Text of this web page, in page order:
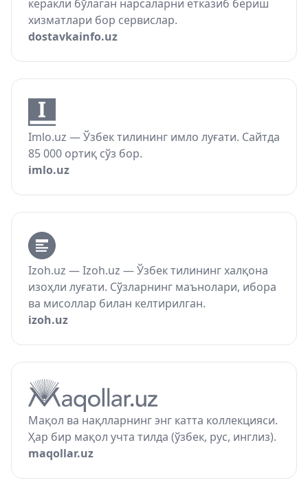
керакли бўлаган нарсаларни етказиб бериш
хизматлари бор сервислар.
dostavkainfo.uz
Imlo.uz — Ўзбек тилининг имло луғати. Сайтда
85 000 ортиқ сўз бор.
imlo.uz
Izoh.uz — Izoh.uz — Ўзбек тилининг халқона
изоҳли луғати. Сўзларнинг маънолари, ибора
ва мисоллар билан келтирилган.
izoh.uz
Мақол ва нақлларнинг энг катта коллекцияси.
Ҳар бир мақол учта тилда (ўзбек, рус, инглиз).
maqollar.uz